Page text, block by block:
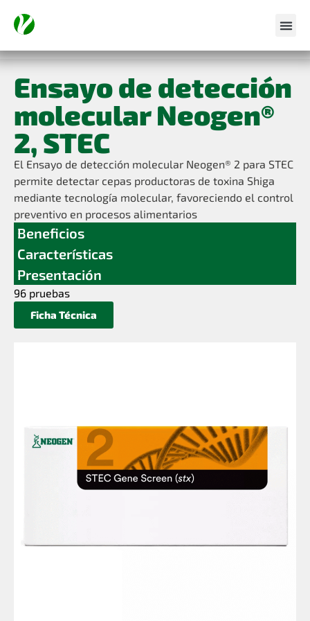
Ensayo de detección
molecular Neogen®
2, STEC
El Ensayo de detección molecular Neogen® 2 para STEC
permite detectar cepas productoras de toxina Shiga
mediante tecnología molecular, favoreciendo el control
preventivo en procesos alimentarios
Beneficios
Características
Presentación
96 pruebas
Ficha Técnica